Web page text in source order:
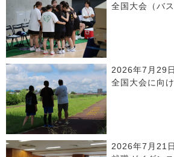
全国大会（バ
2026年7月29日
全国大会に向
2026年7月21日